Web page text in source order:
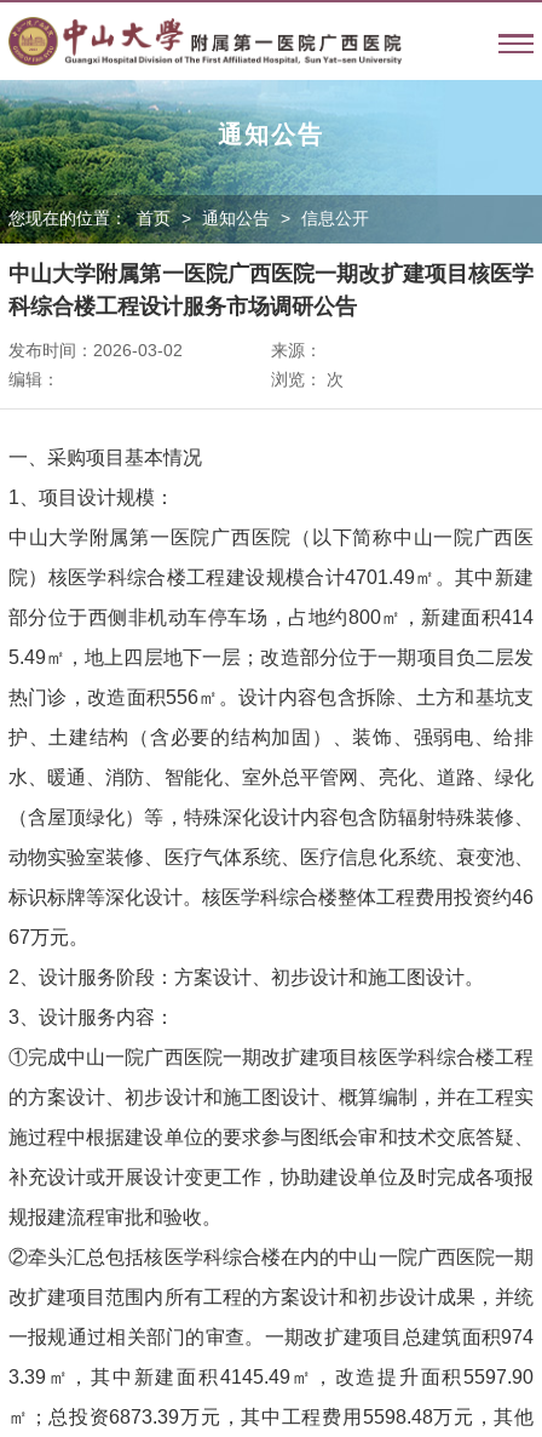
通知公告
您现在的位置： 首页 > 通知公告 > 信息公开
中山大学附属第一医院广西医院一期改扩建项目核医学
科综合楼工程设计服务市场调研公告
发布时间：2026-03-02
来源：
编辑：
浏览： 次
一、采购项目基本情况
1、项目设计规模：
中山大学附属第一医院广西医院（以下简称中山一院广西医
院）核医学科综合楼工程建设规模合计4701.49㎡。其中新建
部分位于西侧非机动车停车场，占地约800㎡，新建面积414
5.49㎡，地上四层地下一层；改造部分位于一期项目负二层发
热门诊，改造面积556㎡。设计内容包含拆除、土方和基坑支
护、土建结构（含必要的结构加固）、装饰、强弱电、给排
水、暖通、消防、智能化、室外总平管网、亮化、道路、绿化
（含屋顶绿化）等，特殊深化设计内容包含防辐射特殊装修、
动物实验室装修、医疗气体系统、医疗信息化系统、衰变池、
标识标牌等深化设计。核医学科综合楼整体工程费用投资约46
67万元。
2、设计服务阶段：方案设计、初步设计和施工图设计。
3、设计服务内容：
①完成中山一院广西医院一期改扩建项目核医学科综合楼工程
的方案设计、初步设计和施工图设计、概算编制，并在工程实
施过程中根据建设单位的要求参与图纸会审和技术交底答疑、
补充设计或开展设计变更工作，协助建设单位及时完成各项报
规报建流程审批和验收。
②牵头汇总包括核医学科综合楼在内的中山一院广西医院一期
改扩建项目范围内所有工程的方案设计和初步设计成果，并统
一报规通过相关部门的审查。一期改扩建项目总建筑面积974
3.39㎡，其中新建面积4145.49㎡，改造提升面积5597.90
㎡；总投资6873.39万元，其中工程费用5598.48万元，其他